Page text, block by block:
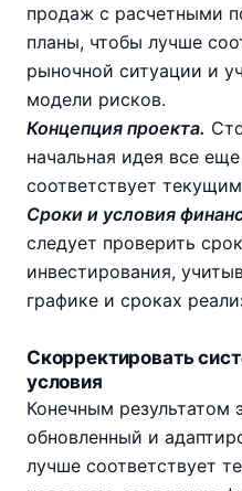
продаж с расчетными
планы, чтобы лучше
рыночной ситуации и
модели рисков.
Концепция проекта.
начальная идея все
соответствует
Сроки и условия
следует проверить
инвестирования,
графике и сроках
Скорректировать
условия
Конечным результатом
обновленный и
лучше соответствует